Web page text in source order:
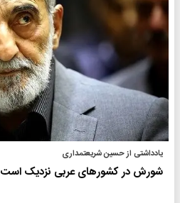
یادداشتی از حسین شریعتمداری
شورش در کشورهای عربی نزدیک است